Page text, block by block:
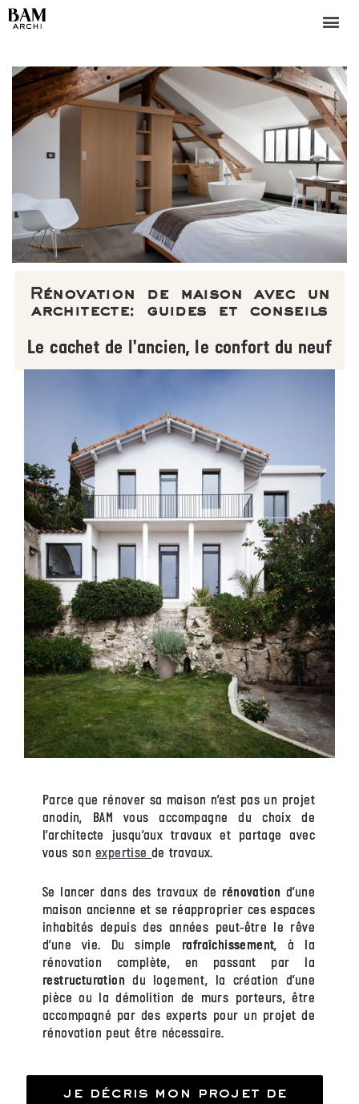
Rénovation de maison avec un
architecte: guides et conseils
Le cachet de l'ancien, le confort du neuf
Parce que rénover sa maison n’est pas un projet
anodin, BAM vous accompagne du choix de
l’architecte jusqu’aux travaux et partage avec
vous son expertise de travaux.
Se lancer dans des travaux de rénovation d’une
maison ancienne et se réapproprier ces espaces
inhabités depuis des années peut-être le rêve
d’une vie. Du simple
rafraîchissement, à la
rénovation complète, en passant par la
restructuration du logement, la création d’une
pièce ou la démolition de murs porteurs, être
accompagné par des experts pour un projet de
rénovation peut être nécessaire.
je décris mon projet de